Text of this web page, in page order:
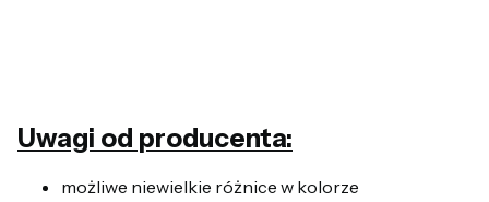
Uwagi od producenta:
możliwe niewielkie różnice w kolorze